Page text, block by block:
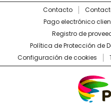
Contacto
Pago electrónico
Registro de
Política de Protección de
Configuración de cookies